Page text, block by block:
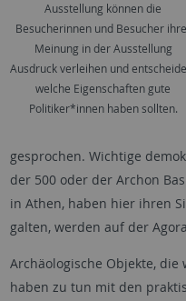
Ausstellung können die
Besucherinnen und Besucher
Meinung in der Ausstellung
Ausdruck verleihen und
welche Eigenschaften gute
Politiker*innen haben sollten.
gesprochen. Wichtige
der 500 oder der Archon
in Athen, haben hier ihren
galten, werden auf der
Archäologische Objekte,
haben zu tun mit den